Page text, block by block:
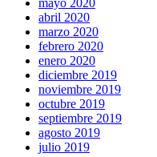
mayo 2020
abril 2020
marzo 2020
febrero 2020
enero 2020
diciembre 2019
noviembre 2019
octubre 2019
septiembre 2019
agosto 2019
julio 2019